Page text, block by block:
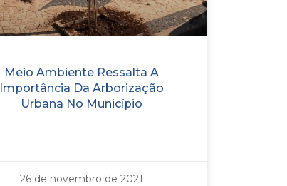
Meio Ambiente Ressalta A
Importância Da Arborização
Urbana No Município
26 de novembro de 2021